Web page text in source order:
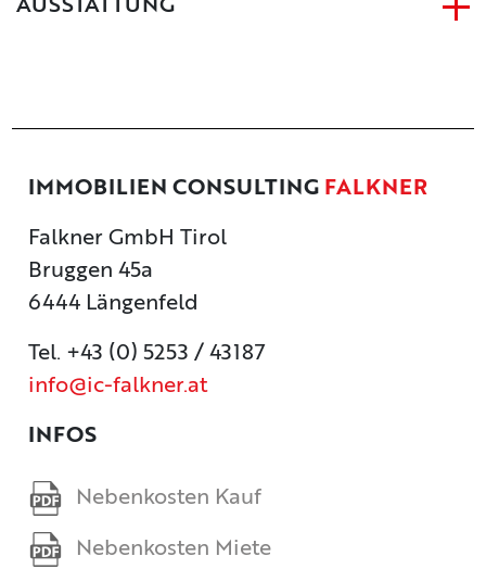
AUSSTATTUNG
IMMOBILIEN CONSULTING FALKNER
Falkner GmbH Tirol
Bruggen 45a
6444 Längenfeld
Tel. +43 (0) 5253 / 43187
info@ic-falkner.at
INFOS
Nebenkosten Kauf
Nebenkosten Miete